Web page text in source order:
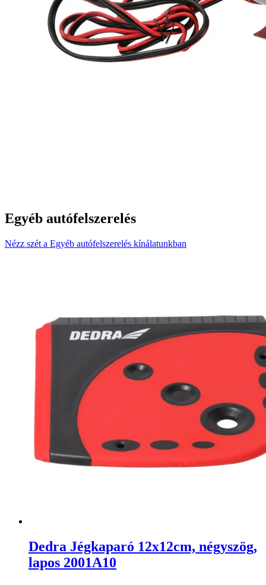
Egyéb autófelszerelés
Nézz szét a Egyéb autófelszerelés kínálatunkban
Dedra Jégkaparó 12x12cm, négyszög,
lapos 2001A10